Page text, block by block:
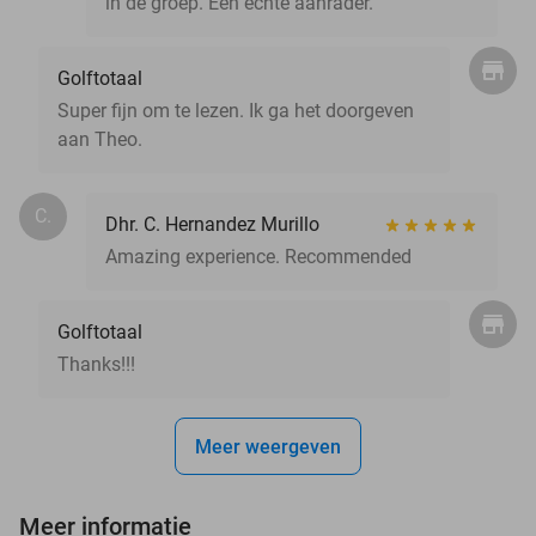
Golftotaal
Super fijn om te lezen. Ik ga het doorgeven
aan Theo.
C.
Dhr. C. Hernandez Murillo
Amazing experience. Recommended
Golftotaal
Thanks!!!
Meer weergeven
Meer informatie